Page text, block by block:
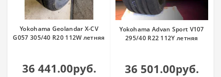
Yokohama Geolandar X-CV
G057 305/40 R20 112W летняя
36 441.00руб.
Yokohama Advan Sport V107
295/40 R22 112Y летняя
36 501.00руб.